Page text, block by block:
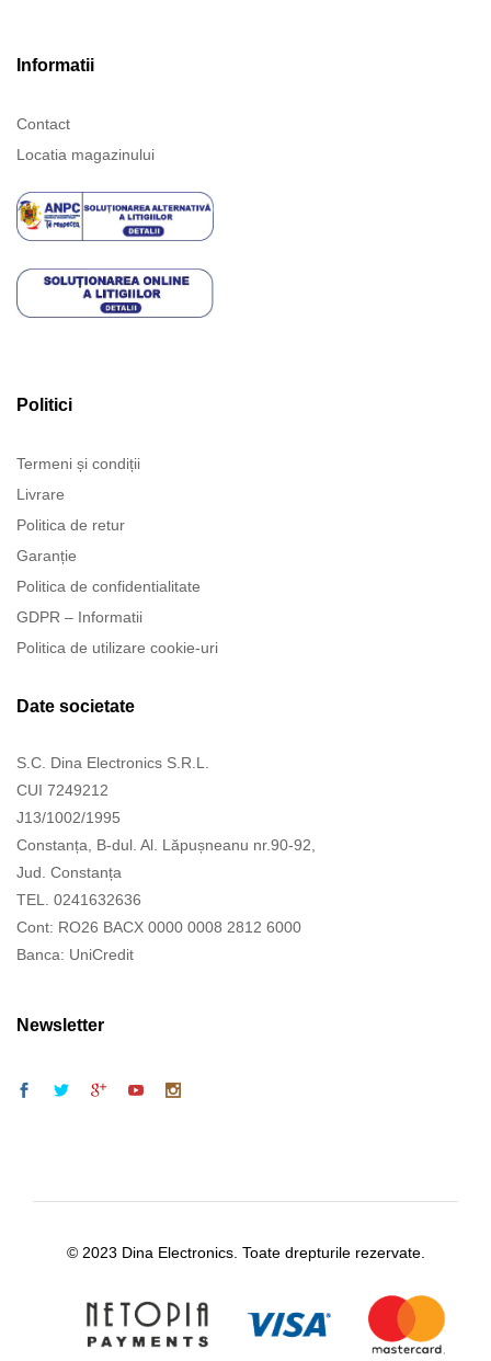
Informatii
Contact
Locatia magazinului
Politici
Termeni și condiții
Livrare
Politica de retur
Garanție
Politica de confidentialitate
GDPR – Informatii
Politica de utilizare cookie-uri
Date societate
S.C. Dina Electronics S.R.L.
CUI 7249212
J13/1002/1995
Constanța, B-dul. Al. Lăpușneanu nr.90-92,
Jud. Constanța
TEL. 0241632636
Cont: RO26 BACX 0000 0008 2812 6000
Banca: UniCredit
Newsletter
© 2023 Dina Electronics. Toate drepturile rezervate.